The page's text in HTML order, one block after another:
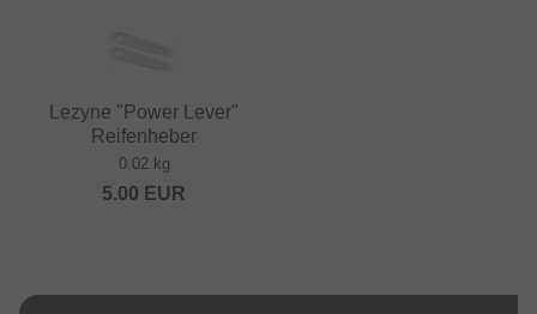
Lezyne "Power Lever"
Reifenheber
0.02 kg
5.00 EUR